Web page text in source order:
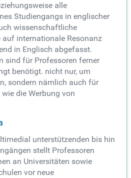
alle
Studiengangs in englischer
wissenschaftliche
internationale Resonanz
in Englisch abgefasst.
sind für Professoren ferner
benötigt. nicht nur, um
sondern nämlich auch für
die Werbung von
unterstützenden bis hin
stellt Professoren
an Universitäten sowie
vor neue